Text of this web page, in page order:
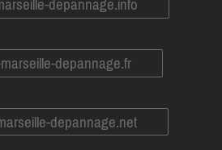
depannage.info
depannage.fr
depannage.net